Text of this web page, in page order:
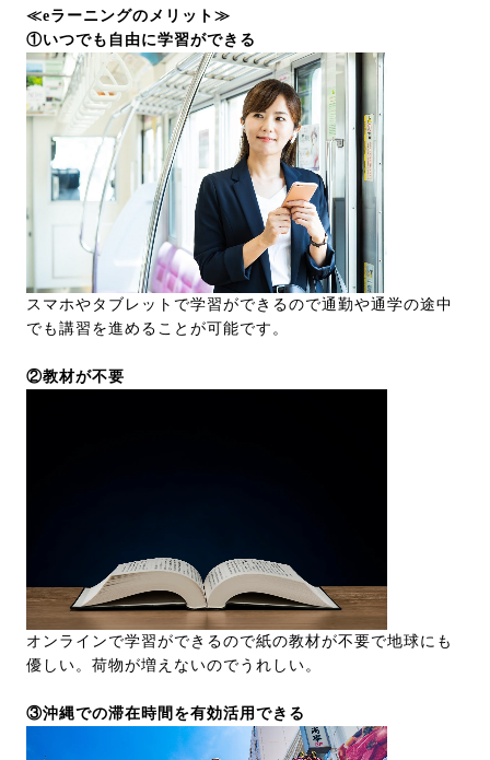
≪eラーニングのメリット≫
①いつでも自由に学習ができる
スマホやタブレットで学習ができるので通勤や通学の途中
でも講習を進めることが可能です。
②教材が不要
オンラインで学習ができるので紙の教材が不要で地球にも
優しい。荷物が増えないのでうれしい。
③沖縄での滞在時間を有効活用できる